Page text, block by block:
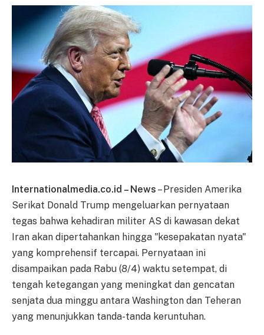
Internationalmedia.co.id – News – Presiden Amerika
Serikat Donald Trump mengeluarkan pernyataan
tegas bahwa kehadiran militer AS di kawasan dekat
Iran akan dipertahankan hingga "kesepakatan nyata"
yang komprehensif tercapai. Pernyataan ini
disampaikan pada Rabu (8/4) waktu setempat, di
tengah ketegangan yang meningkat dan gencatan
senjata dua minggu antara Washington dan Teheran
yang menunjukkan tanda-tanda keruntuhan.